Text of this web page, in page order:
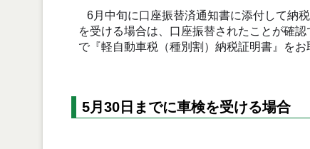
6月中旬に口座振替済通知書に添付して納
を受ける場合は、口座振替されたことが確
で『軽自動車税（種別割）納税証明書』をお
5月30日までに車検を受ける場合